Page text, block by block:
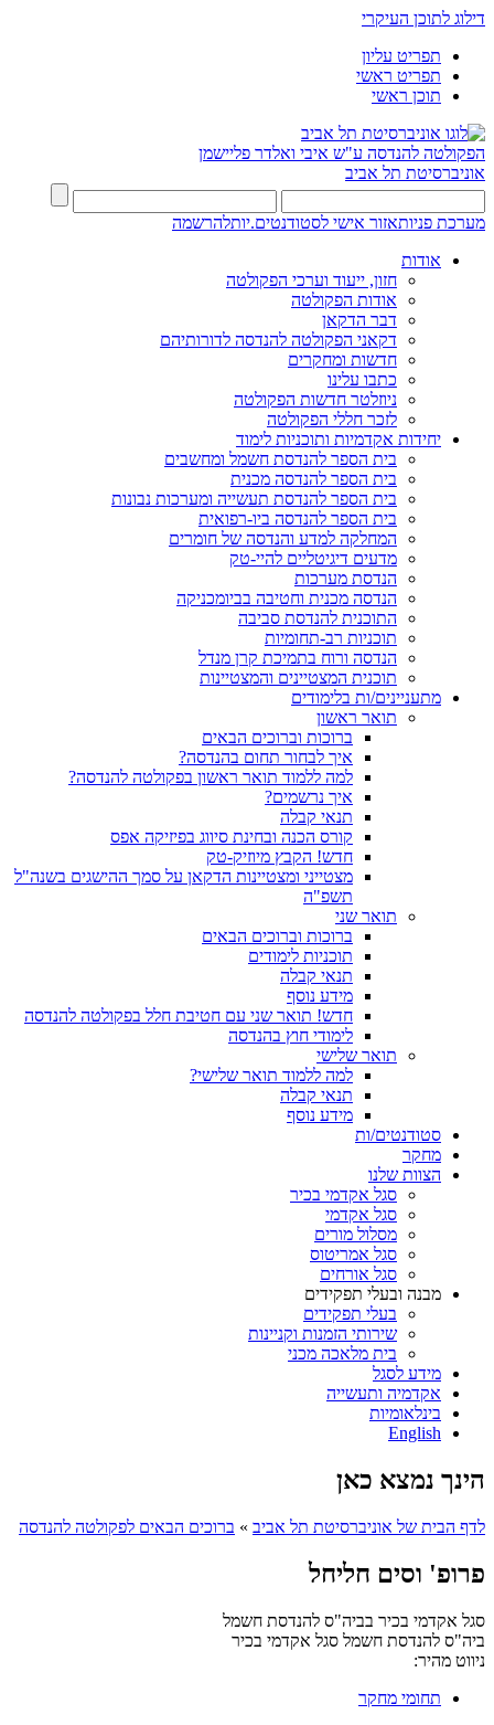
דילוג לתוכן העיקרי
תפריט עליון
תפריט ראשי
תוכן ראשי
הפקולטה להנדסה ע"ש איבי ואלדר פליישמן
אוניברסיטת תל אביב
מערכת פניותאזור אישי לסטודנטים.יותלהרשמה
אודות
חזון, ייעוד וערכי הפקולטה
אודות הפקולטה
דבר הדקאן
דקאני הפקולטה להנדסה לדורותיהם
חדשות ומחקרים
כתבו עלינו
ניוזלטר חדשות הפקולטה
לזכר חללי הפקולטה
יחידות אקדמיות ותוכניות לימוד
בית הספר להנדסת חשמל ומחשבים
בית הספר להנדסה מכנית
בית הספר להנדסת תעשייה ומערכות נבונות
בית הספר להנדסה ביו-רפואית
המחלקה למדע והנדסה של חומרים
מדעים דיגיטליים להיי-טק
הנדסת מערכות
הנדסה מכנית וחטיבה בביומכניקה
התוכנית להנדסת סביבה
תוכניות רב-תחומיות
הנדסה ורוח בתמיכת קרן מנדל
תוכנית המצטיינים והמצטיינות
מתעניינים/ות בלימודים
תואר ראשון
ברוכות וברוכים הבאים
איך לבחור תחום בהנדסה?
למה ללמוד תואר ראשון בפקולטה להנדסה?
איך נרשמים?
תנאי קבלה
קורס הכנה ובחינת סיווג בפיזיקה אפס
חדש! הקבץ מיוזיק-טק
מצטייני ומצטיינות הדקאן על סמך ההישגים בשנה"ל
תשפ"ה
תואר שני
ברוכות וברוכים הבאים
תוכניות לימודים
תנאי קבלה
מידע נוסף
חדש! תואר שני עם חטיבת חלל בפקולטה להנדסה
לימודי חוץ בהנדסה
תואר שלישי
למה ללמוד תואר שלישי?
תנאי קבלה
מידע נוסף
סטודנטים/ות
מחקר
הצוות שלנו
סגל אקדמי בכיר
סגל אקדמי
מסלול מורים
סגל אמריטוס
סגל אורחים
מבנה ובעלי תפקידים
בעלי תפקידים
שירותי הזמנות וקניינות
בית מלאכה מכני
מידע לסגל
אקדמיה ותעשייה
בינלאומיות
English
הינך נמצא כאן
לדף הבית של אוניברסיטת תל אביב » ברוכים הבאים לפקולטה להנדסה
פרופ' וסים חליחל
סגל אקדמי בכיר בביה"ס להנדסת חשמל
ביה"ס להנדסת חשמל סגל אקדמי בכיר
ניווט מהיר:
תחומי מחקר